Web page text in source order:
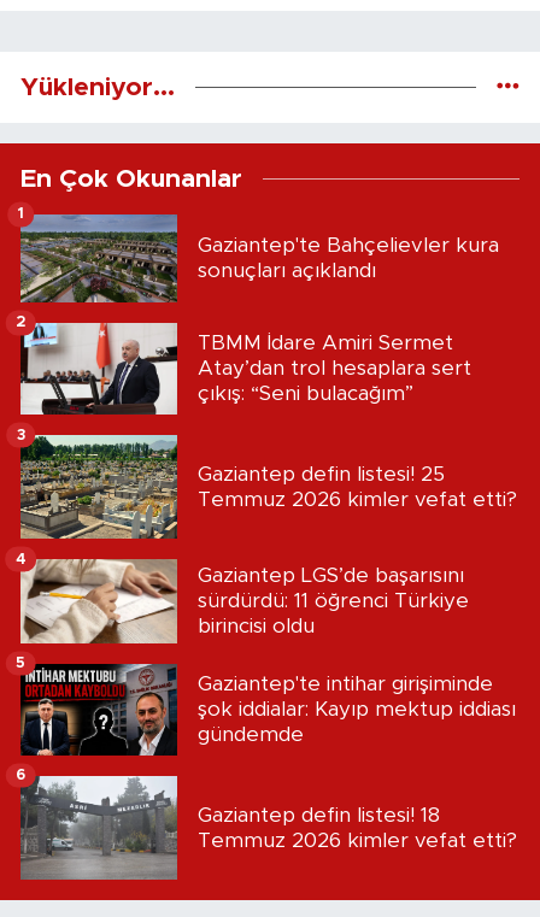
Yükleniyor...
En Çok Okunanlar
Gaziantep'te Bahçelievler kura
sonuçları açıklandı
1
TBMM İdare Amiri Sermet
Atay’dan trol hesaplara sert
çıkış: “Seni bulacağım”
2
Gaziantep defin listesi! 25
Temmuz 2026 kimler vefat etti?
3
Gaziantep LGS’de başarısını
sürdürdü: 11 öğrenci Türkiye
birincisi oldu
4
Gaziantep'te intihar girişiminde
şok iddialar: Kayıp mektup iddiası
gündemde
5
Gaziantep defin listesi! 18
Temmuz 2026 kimler vefat etti?
6